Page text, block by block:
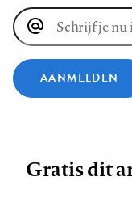
E-
mailadres
AANMELDEN
Zie onze cookie policy
Gratis dit